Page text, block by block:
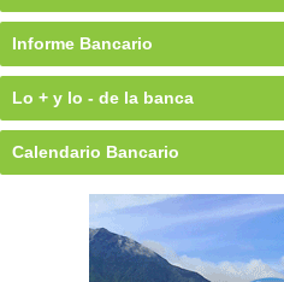
Informe Bancario
Lo + y lo - de la banca
Calendario Bancario